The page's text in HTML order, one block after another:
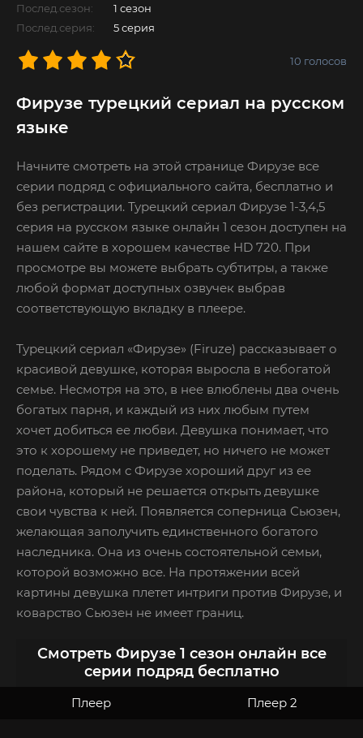
Послед.сезон:
1 сезон
Послед.серия:
5 серия
10 голосов
Фирузе турецкий сериал на русском
языке
Начните смотреть на этой странице Фирузе все
серии подряд с официального сайта, бесплатно и
без регистрации. Турецкий сериал Фирузе 1-3,4,5
серия на русском языке онлайн 1 сезон доступен на
нашем сайте в хорошем качестве HD 720. При
просмотре вы можете выбрать субтитры, а также
любой формат доступных озвучек выбрав
соответствующую вкладку в плеере.
Турецкий сериал «Фирузе» (Firuze) рассказывает о
красивой девушке, которая выросла в небогатой
семье. Несмотря на это, в нее влюблены два очень
богатых парня, и каждый из них любым путем
хочет добиться ее любви. Девушка понимает, что
это к хорошему не приведет, но ничего не может
поделать. Рядом с Фирузе хороший друг из ее
района, который не решается открыть девушке
свои чувства к ней. Появляется соперница Сьюзен,
желающая заполучить единственного богатого
наследника. Она из очень состоятельной семьи,
которой возможно все. На протяжении всей
картины девушка плетет интриги против Фирузе, и
коварство Сьюзен не имеет границ.
Смотреть Фирузе 1 сезон онлайн все
серии подряд бесплатно
Плеер Плеер 2